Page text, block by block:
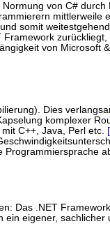
von C#
mittlerweile
somit
von Microsoft
Dies
komplexer
C++, Java, Perl etc.
Das .NET
eigener,